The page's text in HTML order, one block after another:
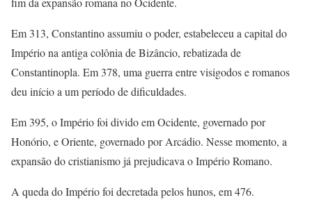
Em 313, Constantino assumiu o poder, estabeleceu a capital do
Império na antiga colônia de Bizâncio, rebatizada de
Constantinopla. Em 378, uma guerra entre visigodos e romanos
deu início a um período de dificuldades.
Em 395, o Império foi divido em Ocidente, governado por
Honório, e Oriente, governado por Arcádio. Nesse momento, a
expansão do cristianismo já prejudicava o Império Romano.
A queda do Império foi decretada pelos hunos, em 476.